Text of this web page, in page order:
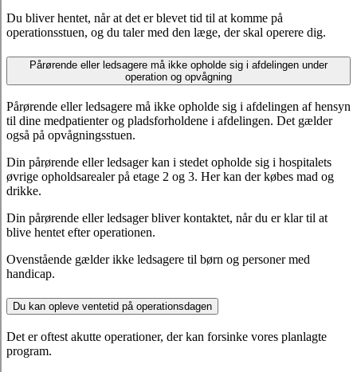
Du bliver hentet, når at det er blevet tid til at komme på
operationsstuen, og du taler med den læge, der skal operere dig.
Pårørende eller ledsagere må ikke opholde sig i afdelingen under
operation og opvågning
Pårørende eller ledsagere må ikke opholde sig i afdelingen af hensyn
til dine medpatienter og pladsforholdene i afdelingen. Det gælder
også på opvågningsstuen.
Din pårørende eller ledsager kan i stedet opholde sig i hospitalets
øvrige opholdsarealer på etage 2 og 3. Her kan der købes mad og
drikke.
Din pårørende eller ledsager bliver kontaktet, når du er klar til at
blive hentet efter operationen.
Ovenstående gælder ikke ledsagere til børn og personer med
handicap.
Du kan opleve ventetid på operationsdagen
Det er oftest akutte operationer, der kan forsinke vores planlagte
program.